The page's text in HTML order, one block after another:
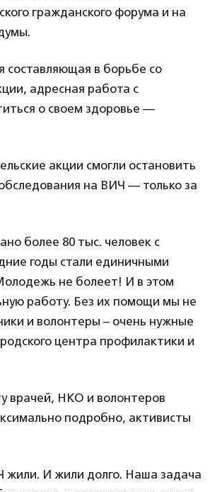
гражданского форума и на
составляющая в борьбе со
адресная работа с
о своем здоровье —
акции смогли остановить
на ВИЧ — только за
более 80 тыс. человек с
годы стали единичными
не болеет! И в этом
работу. Без их помощи мы не
и волонтеры – очень нужные
центра профилактики и
врачей, НКО и волонтеров
подробно, активисты
жили. И жили долго. Наша задача